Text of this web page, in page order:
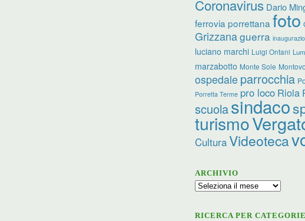
Coronavirus Dario
ferrovia porrettana foto
Grizzanaguerra
luciano marchi Luigi Ontani
marzabotto Monte Sole
ospedale parrocchia
Porretta Terme pro loco Riola
scuolasindaco
turismo
CulturaVideoteca
ARCHIVIO
Archivio
RICERCA PER CATEGORIE